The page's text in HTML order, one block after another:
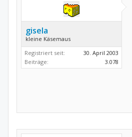
gisela
kleine Käsemaus
Registriert seit:
30. April 2003
Beiträge:
3.078